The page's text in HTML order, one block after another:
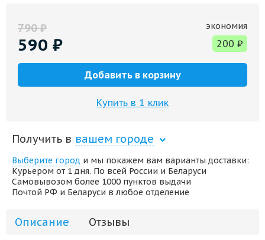
790₽
590 ₽
экономия
200 ₽
Добавить в корзину
Купить в 1 клик
Получить в вашем городе
Выберите город и мы покажем вам варианты доставки:
Курьером от 1 дня. По всей России и Беларуси
Самовывозом более 1000 пунктов выдачи
Почтой РФ и Беларуси в любое отделение
Описание Отзывы